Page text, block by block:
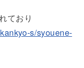
ており
s/syouene-